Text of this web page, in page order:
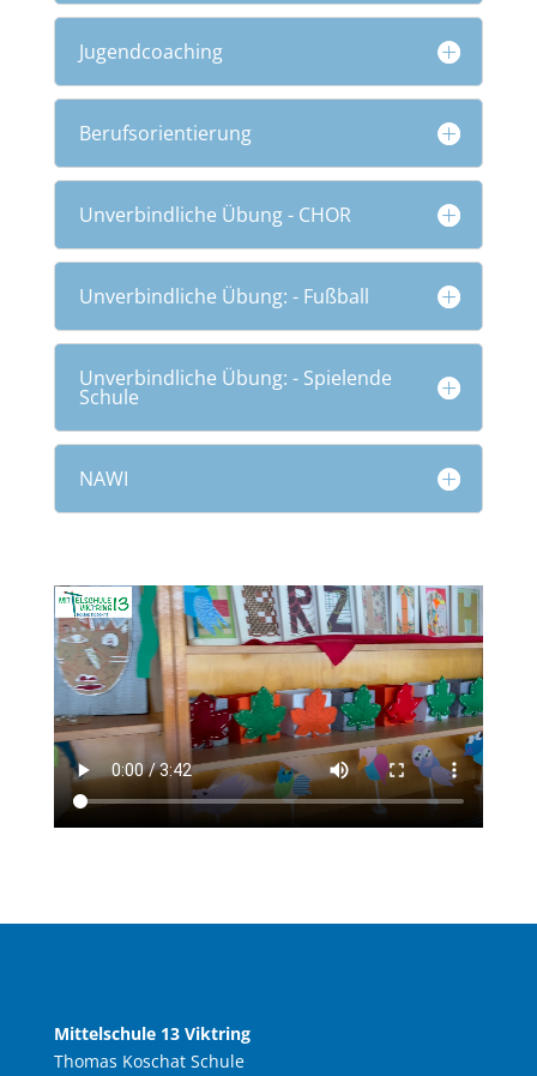
Jugendcoaching
Berufsorientierung
Unverbindliche Übung - CHOR
Unverbindliche Übung: - Fußball
Unverbindliche Übung: - Spielende
Schule
NAWI
Mittelschule 13 Viktring
Thomas Koschat Schule